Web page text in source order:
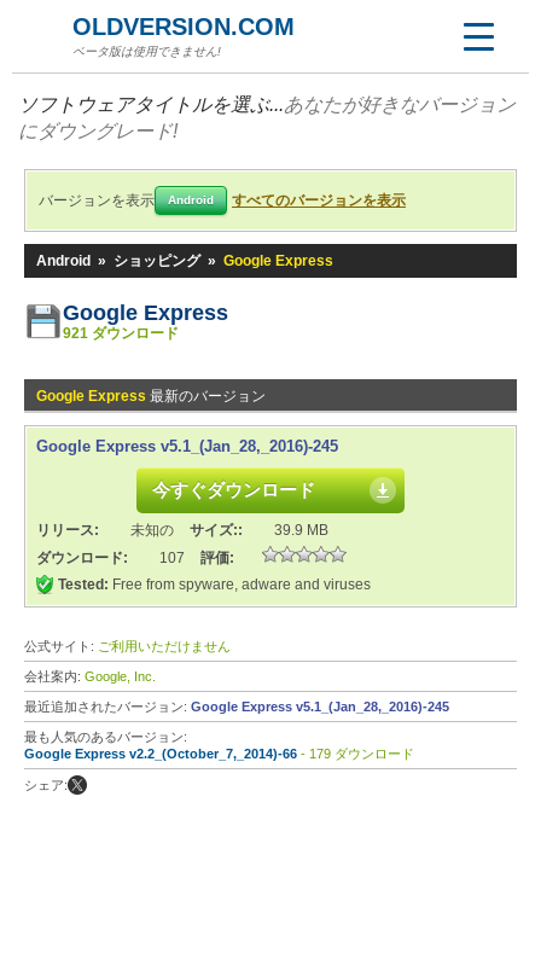
OLDVERSION.COM
ベータ版は使用できません!
ソフトウェアタイトルを選ぶ...あなたが好きなバージョン
にダウングレード!
バージョンを表示 Android すべてのバージョンを表示
Android » ショッピング » Google Express
Google Express
921 ダウンロード
Google Express 最新のバージョン
Google Express v5.1_(Jan_28,_2016)-245
今すぐダウンロード
リリース: 未知の サイズ::
39.9 MB
ダウンロード:
107
評価:
Tested: Free from spyware, adware and viruses
公式サイト: ご利用いただけません
会社案内: Google, Inc.
最近追加されたバージョン: Google Express v5.1_(Jan_28,_2016)-245
最も人気のあるバージョン:
Google Express v2.2_(October_7,_2014)-66 - 179 ダウンロード
シェア: